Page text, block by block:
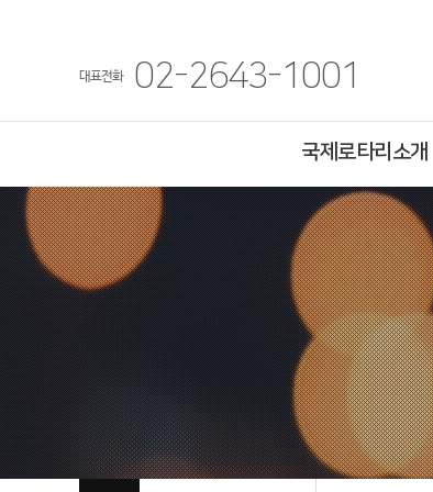
대표전화 02-2643-1001
국제로타리소개